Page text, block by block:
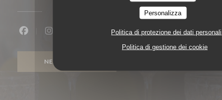
Personalizza
Politica di protezione dei dati personali
Politica di gestione dei cookie
Facebook ((apre una nuova finestra))
Instagram ((apre una nuova finestra))
NEWSLETTER